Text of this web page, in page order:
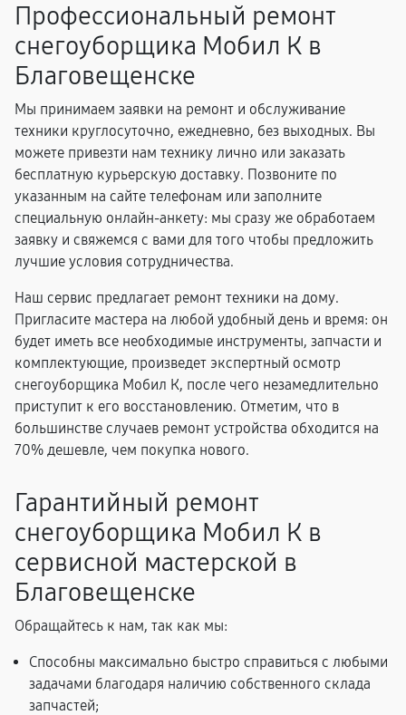
Профессиональный ремонт
снегоуборщика Мобил К в
Благовещенске
Мы принимаем заявки на ремонт и обслуживание
техники круглосуточно, ежедневно, без выходных. Вы
можете привезти нам технику лично или заказать
бесплатную курьерскую доставку. Позвоните по
указанным на сайте телефонам или заполните
специальную онлайн-анкету: мы сразу же обработаем
заявку и свяжемся с вами для того чтобы предложить
лучшие условия сотрудничества.
Наш сервис предлагает ремонт техники на дому.
Пригласите мастера на любой удобный день и время: он
будет иметь все необходимые инструменты, запчасти и
комплектующие, произведет экспертный осмотр
снегоуборщика Мобил К, после чего незамедлительно
приступит к его восстановлению. Отметим, что в
большинстве случаев ремонт устройства обходится на
70% дешевле, чем покупка нового.
Гарантийный ремонт
снегоуборщика Мобил К в
сервисной мастерской в
Благовещенске
Обращайтесь к нам, так как мы:
Способны максимально быстро справиться с любыми
задачами благодаря наличию собственного склада
запчастей;